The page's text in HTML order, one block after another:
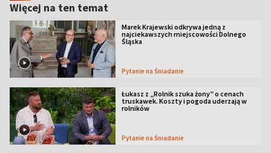
Więcej na ten temat
Marek Krajewski odkrywa jedną z
najciekawszych miejscowości Dolnego
Śląska
Pytanie na Śniadanie
Łukasz z „Rolnik szuka żony” o cenach
truskawek. Koszty i pogoda uderzają w
rolników
Pytanie na Śniadanie